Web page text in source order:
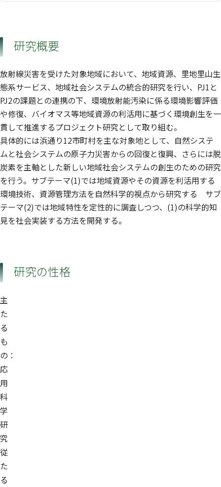
研究概要
放射線災害を受けた対象地域において、地域資源、里地里山生
態系サービス、地域社会システムの統合的研究を行い、PJ1と
PJ2の課題との連携の下、環境放射能汚染に係る環境影響評価
や修復、バイオマス等地域資源の利活用に基づく環境創生を一
貫して推進するプロジェクト研究として取り組む。
具体的には浜通り12市町村を主な対象地として、自然システ
ムと社会システムの原子力災害からの回復と復興、さらには脱
炭素を主軸とした新しい地域社会システムの創生のための研究
を行う。サブテーマ(1)では地域資源やその資源を利活用する
環境技術、資源管理方法を自然科学的視点から研究する サブ
テーマ(2)では地域特性を定性的に調査しつつ、(1)の科学的知
見を社会実装する方法を開発する。
研究の性格
主
た
る
も
の：
応
用
科
学
研
究
従
た
る